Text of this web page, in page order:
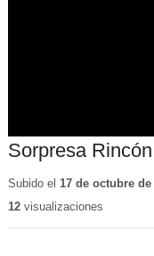
Sorpresa
Subido el 17 de octubre de
12visualizaciones